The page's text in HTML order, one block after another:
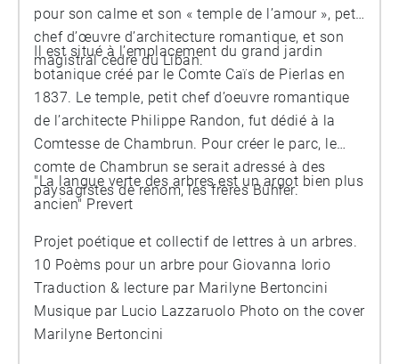
pour son calme et son « temple de l’amour », petit
chef d’œuvre d’architecture romantique, et son
magistral cèdre du Liban.
Il est situé à l’emplacement du grand jardin
botanique créé par le Comte Caïs de Pierlas en
1837. Le temple, petit chef d’oeuvre romantique
de l’architecte Philippe Randon, fut dédié à la
Comtesse de Chambrun. Pour créer le parc, le
comte de Chambrun se serait adressé à des
paysagistes de renom, les frères Bühler.
"La langue verte des arbres est un argot bien plus
ancien" Prevert
Projet poétique et collectif de lettres à un arbres.
10 Poèms pour un arbre pour Giovanna Iorio
Traduction & lecture par Marilyne Bertoncini
Musique par Lucio Lazzaruolo Photo on the cover
Marilyne Bertoncini